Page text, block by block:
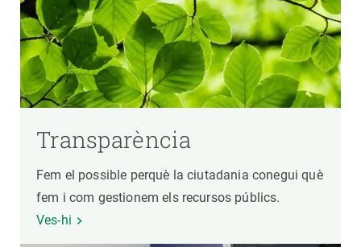
Transparència
Fem el possible perquè la ciutadania conegui què
fem i com gestionem els recursos públics.
Ves-hi